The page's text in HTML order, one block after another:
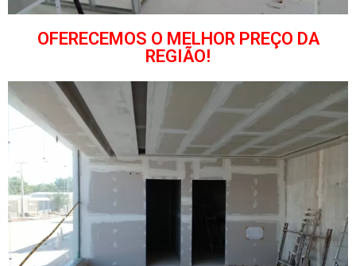
OFERECEMOS O MELHOR PREÇO DA
REGIÃO!